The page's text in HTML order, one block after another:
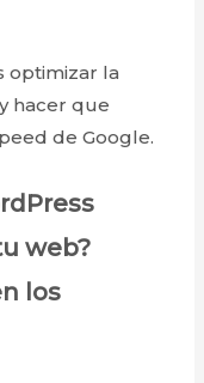
optimizar la
hacer que
de Google.
web?
los